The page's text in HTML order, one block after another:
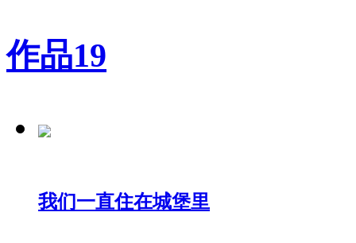
作品19
我们一直住在城堡里